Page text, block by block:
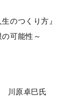
のつくり方』
可能性～
川原卓巳氏